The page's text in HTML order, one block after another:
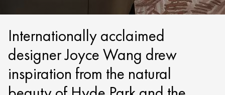
Internationally acclaimed
designer Joyce Wang drew
inspiration from the natural